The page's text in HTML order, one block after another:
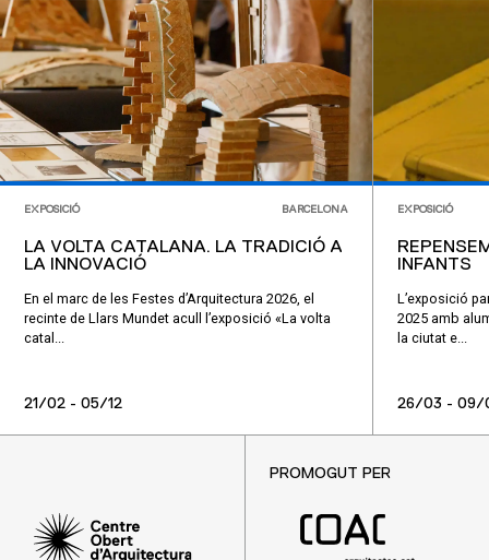
EXPOSICIÓ BARCELONA
LA VOLTA CATALANA. LA TRADICIÓ A
LA INNOVACIÓ
En el marc de les Festes d’Arquitectura 2026, el
recinte de Llars Mundet acull l’exposició «La volta
catal...
21/02 - 05/12
EXPOSICIÓ
INFANTS
L’exposició
2025 amb
la ciutat e...
26/03 - 09/
PROMOGUT PER